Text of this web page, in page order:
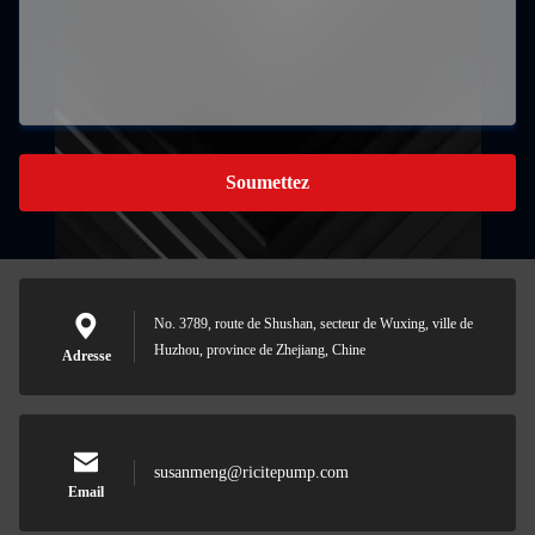
Soumettez
Adresse
No. 3789, route de Shushan, secteur de Wuxing, ville de
Huzhou, province de Zhejiang, Chine
Email
susanmeng@ricitepump.com